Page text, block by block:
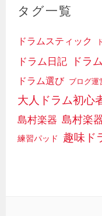
タグ一覧
ドラムスティック
ドラム日記 ドラ
ドラム選び ブログ運
大人ドラム初心
島村楽器 島村楽
練習パッド 趣味ド